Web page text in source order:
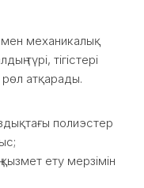
механикалық
түрі, тігістері
рөл атқарады.
полиэстер
қызмет ету мерзімін